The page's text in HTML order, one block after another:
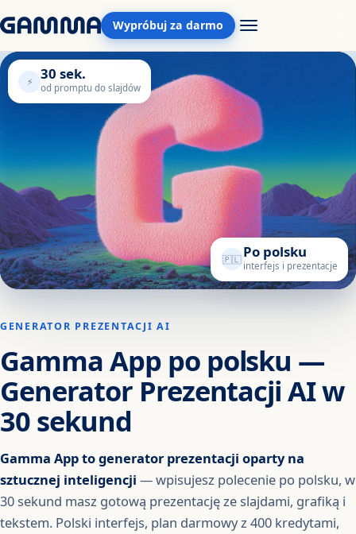
Wypróbuj za darmo
GENERATOR PREZENTACJI AI
Gamma App po polsku —
Generator Prezentacji AI w
30 sekund
Gamma App to generator prezentacji oparty na
sztucznej inteligencji — wpisujesz polecenie po polsku, w
30 sekund masz gotową prezentację ze slajdami, grafiką i
tekstem. Polski interfejs, plan darmowy z 400 kredytami,
⚡ 30 sek.
od promptu do slajdów
🇵🇱 Po polsku
interfejs i prezentacje